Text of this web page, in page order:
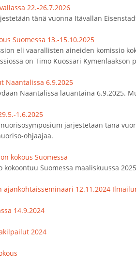
22.-26.7.2026
tänä vuonna Itävallan
Suomessa 13.-15.10.2025
eli vaarallisten aineiden komissio
on Timo Kuossari Kymenlaakson
Naantalissa 6.9.2025
Naantalissa lauantaina 6.9.2025.
1.6.2025
järjestetään tänä
ohjaajaa.
kokous Suomessa
kokoontuu Suomessa maaliskuussa
12.11.2024
14.9.2024
2024